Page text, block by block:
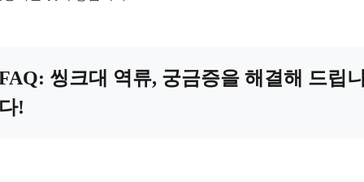
씽크대 역류, 궁금증을 해결해 드립
!